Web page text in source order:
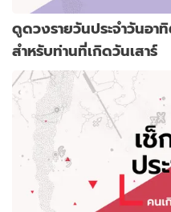
ดูดวงรายวันประจำวันอ
สำหรับท่านที่เกิดวันเสาร์